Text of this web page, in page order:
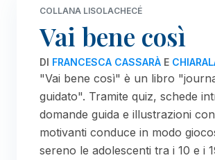
COLLANA LISOLACHECÉ
Vai bene così
DI FRANCESCA CASSARÀ E
"Vai bene così" è un libro
guidato". Tramite quiz, schede
domande guida e illustrazioni
motivanti conduce in modo
sereno le adolescenti tra i 10 e i